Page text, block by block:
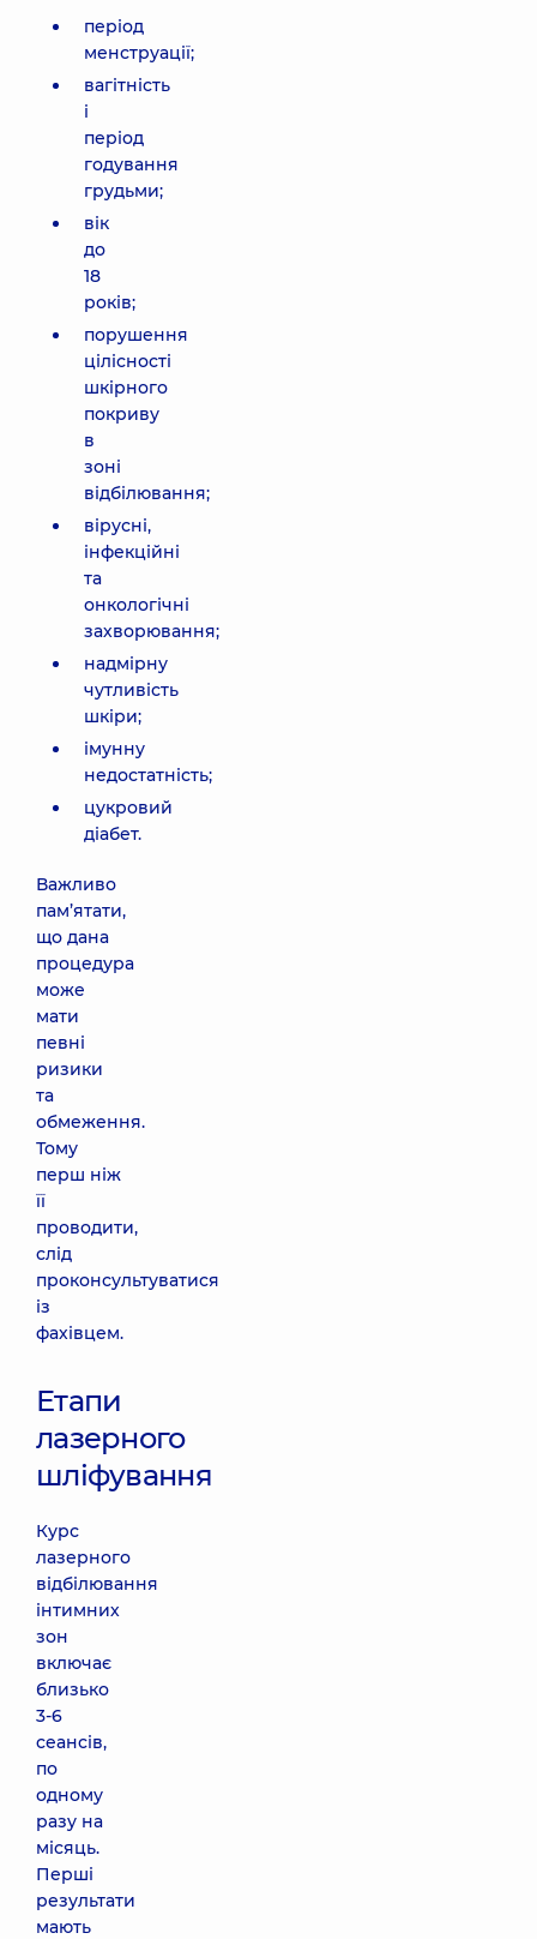
період
менструації;
вагітність
і
період
годування
грудьми;
вік
до
18
років;
порушення
цілісності
шкірного
покриву
в
зоні
відбілювання;
вірусні,
інфекційні
та
онкологічні
захворювання;
надмірну
чутливість
шкіри;
імунну
недостатність;
цукровий
діабет.
Важливо
пам’ятати,
що дана
процедура
може
мати
певні
ризики
та
обмеження.
Тому
перш ніж
її
проводити,
слід
проконсультуватися
із
фахівцем.
Етапи
лазерного
шліфування
Курс
лазерного
відбілювання
інтимних
зон
включає
близько
3-6
сеансів,
по
одному
разу на
місяць.
Перші
результати
мають